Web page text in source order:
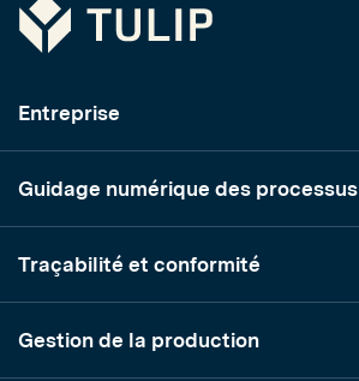
Tulip
Entreprise
Guidage numérique des processus
Traçabilité et conformité
Gestion de la production